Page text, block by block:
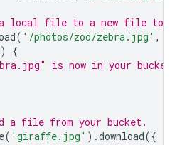
local file to a new file to be
( '/photos/zoo/zebra.jpg' ,
)
{
is now in your bucket.
a file from your bucket.
( 'giraffe.jpg' ).download({